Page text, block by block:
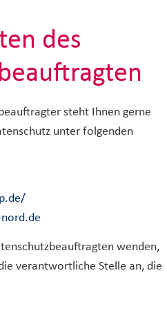
des
steht Ihnen gerne
unter folgenden
wenden,
verantwortliche Stelle an, die